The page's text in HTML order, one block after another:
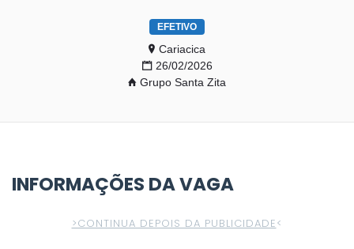
EFETIVO
Cariacica
26/02/2026
Grupo Santa Zita
INFORMAÇÕES DA VAGA
>CONTINUA DEPOIS DA PUBLICIDADE<